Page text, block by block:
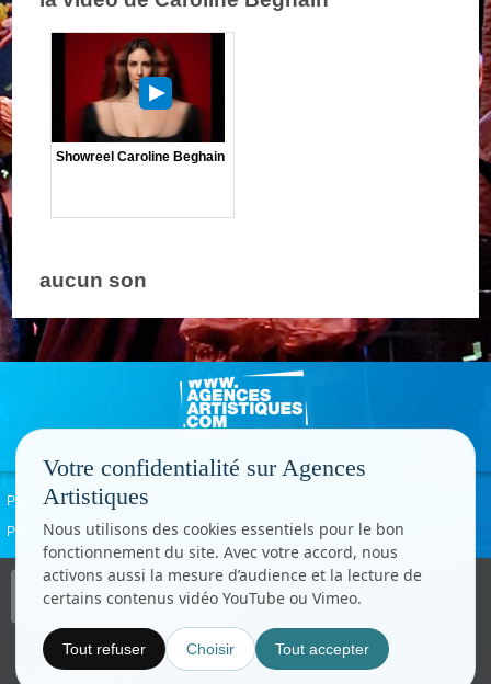
Showreel Caroline Beghain
aucun son
Politique de confidentialité
Paramètres cookies
Copyright © CC.Comunication
Tous droits réservés
Votre confidentialité sur Agences
Artistiques
Nous utilisons des cookies essentiels pour le bon
fonctionnement du site. Avec votre accord, nous
activons aussi la mesure d’audience et la lecture de
certains contenus vidéo YouTube ou Vimeo.
Tout refuser Choisir Tout accepter